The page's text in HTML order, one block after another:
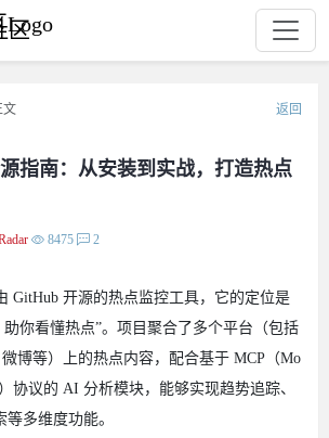
区
文 返回
指南：从安装到实战，打造热点
8475 2
GitHub 开源的热点监控工具，它的定位是
你看懂热点”。项目聚合了多个平台（包括
博等）上的热点内容，配合基于 MCP（Mo
协议的 AI 分析模块，能够实现趋势追踪、
多维度功能。